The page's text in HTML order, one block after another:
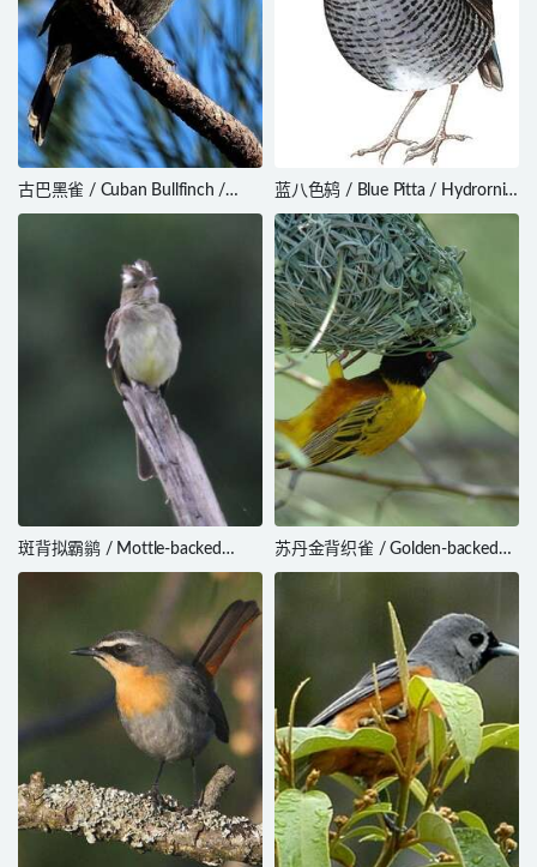
古巴黑雀 / Cuban Bullfinch /
Melopyrrha nigra
蓝八色鸫 / Blue Pitta / Hydrornis
cyaneus
斑背拟霸鹟 / Mottle-backed
Elaenia / Elaenia gigas
苏丹金背织雀 / Golden-backed
Weaver / Ploceus jacksoni